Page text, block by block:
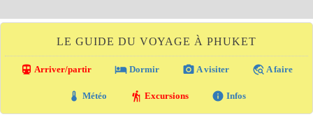
LE GUIDE DU VOYAGE À PHUKET
directions_transit Arriver/partir local_hotel Dormir photo_camera A visiter travel_explore A faire
thermostat Météo hiking Excursions info Infos